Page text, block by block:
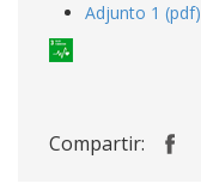
Adjunto 1 (pdf)
Compartir: